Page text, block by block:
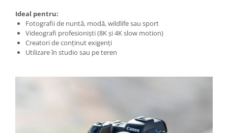
Ideal pentru:
Fotografii de nuntă, modă, wildlife sau sport
Videografi profesioniști (8K și 4K slow motion)
Creatori de conținut exigenți
Utilizare în studio sau pe teren